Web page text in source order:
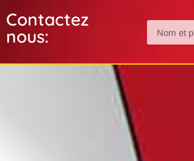
Contactez
nous: